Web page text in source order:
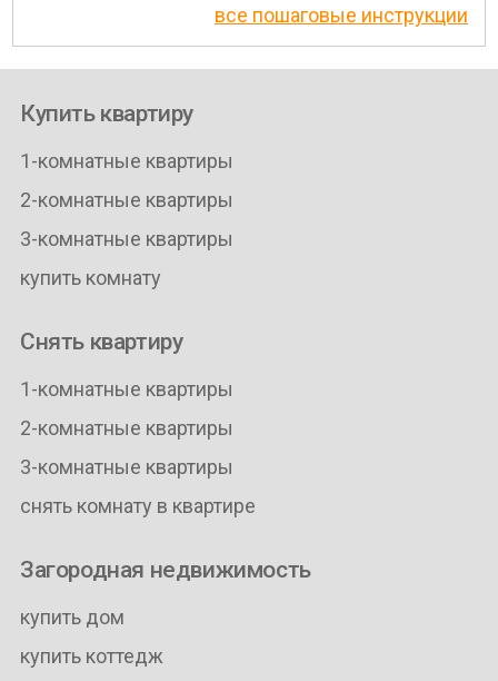
все пошаговые инструкции
Купить квартиру
1-комнатные квартиры
2-комнатные квартиры
3-комнатные квартиры
купить комнату
Снять квартиру
1-комнатные квартиры
2-комнатные квартиры
3-комнатные квартиры
снять комнату в квартире
Загородная недвижимость
купить дом
купить коттедж